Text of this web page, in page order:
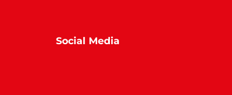
Social Media